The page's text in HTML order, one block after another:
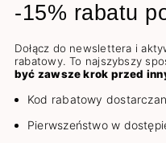
-15% rabatu
Dołącz do newslettera i
rabatowy. To najszybszy
być zawsze krok przed
Kod rabatowy
Pierwszeństwo w